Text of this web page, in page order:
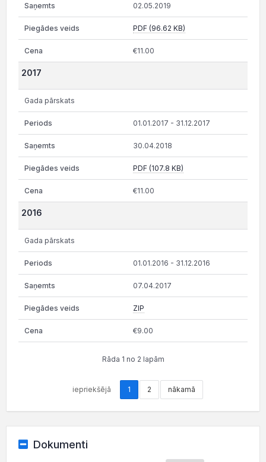
02.05.2019
PDF (96.62 KB)
€11.00
2017
Gada pārskats
01.01.2017 - 31.12.2017
30.04.2018
PDF (107.8 KB)
€11.00
2016
Gada pārskats
01.01.2016 - 31.12.2016
07.04.2017
ZIP
€9.00
Rāda 1 no 2 lapām
iepriekšējā 1 2 nākamā
Dokumenti